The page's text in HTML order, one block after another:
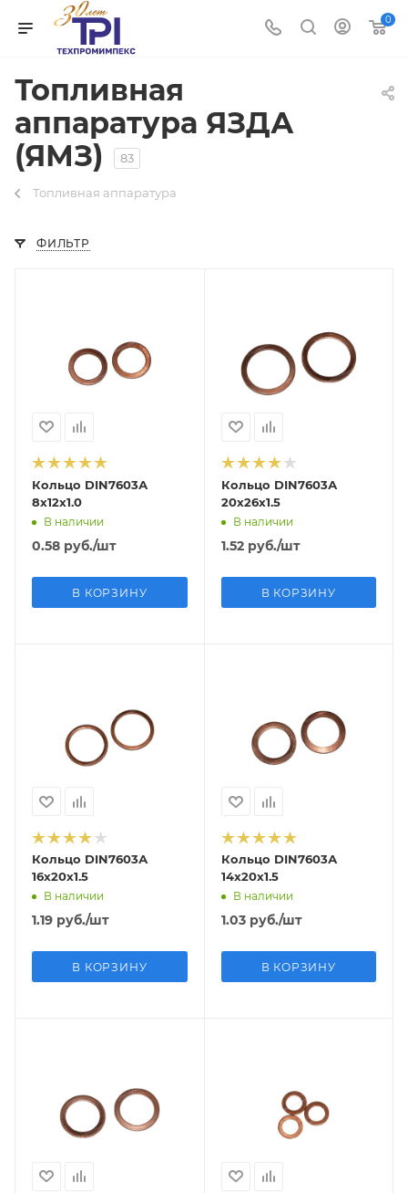
0
Топливная
аппаратура ЯЗДА
(ЯМЗ)
83
Топливная аппаратура
ФИЛЬТР
Кольцо DIN7603А
8х12х1.0
В наличии
0.58 руб./шт
В КОРЗИНУ
Кольцо DIN7603А
20х26х1.5
В наличии
1.52руб./шт
В КОРЗИНУ
Кольцо DIN7603А
16х20х1.5
В наличии
1.19 руб./шт
В КОРЗИНУ
Кольцо DIN7603А
14х20х1.5
В наличии
1.03руб./шт
В КОРЗИНУ